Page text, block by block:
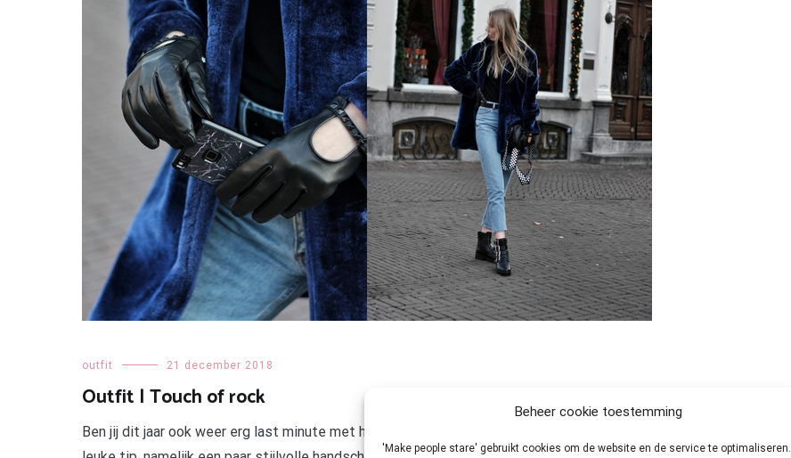
Beheer cookie toestemming
'Make people stare' gebruikt cookies om de website en de service te optimaliseren.
outfit 21 december 2018
Outfit | Touch of rock
Ben jij dit jaar ook weer erg last minute met het inkopen van de kerstcadeaus? Dan heb ik misschien nog een